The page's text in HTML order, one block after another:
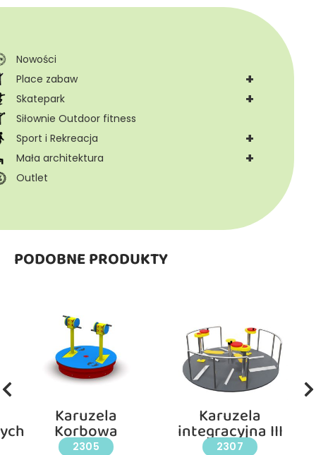
Nowości
+
Place zabaw
+
Skatepark
Siłownie Outdoor fitness
+
Sport i Rekreacja
+
Mała architektura
Outlet
PODOBNE PRODUKTY
Karuzela
Korbowa
2305
Karuzela
integracyjna III
2307